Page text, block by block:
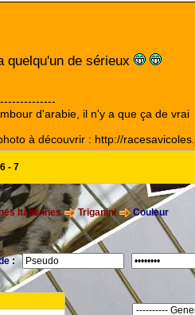
quelqu'un de sérieux
d'arabie, il n'y a que ça de vrai
à découvrir : http://
6 - 7
Italiennes Triganini
Couleur
: